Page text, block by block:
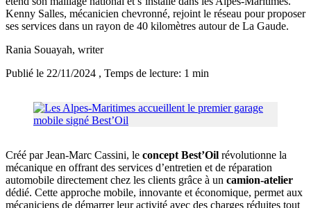
Kenny Salles, mécanicien chevronné, rejoint le réseau pour proposer
ses services dans un rayon de 40 kilomètres autour de La Gaude.
Rania Souayah, writer
Publié le 22/11/2024 , Temps de lecture: 1 min
Créé par Jean-Marc Cassini, le concept Best’Oil révolutionne la
mécanique en offrant des services d’entretien et de réparation
automobile directement chez les clients grâce à un camion-atelier
dédié. Cette approche mobile, innovante et économique, permet aux
mécaniciens de démarrer leur activité avec des charges réduites tout